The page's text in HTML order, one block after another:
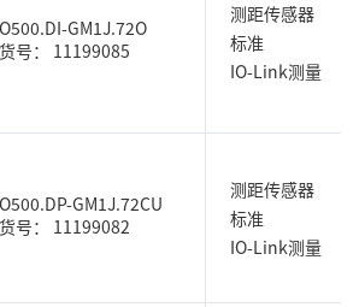
O500.DI-GM1J.72O
货号： 11199085
测距传感器
标准
IO-Link测量
O500.DP-GM1J.72CU
货号： 11199082
测距传感器
标准
IO-Link测量